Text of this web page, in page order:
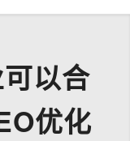
以合
优化